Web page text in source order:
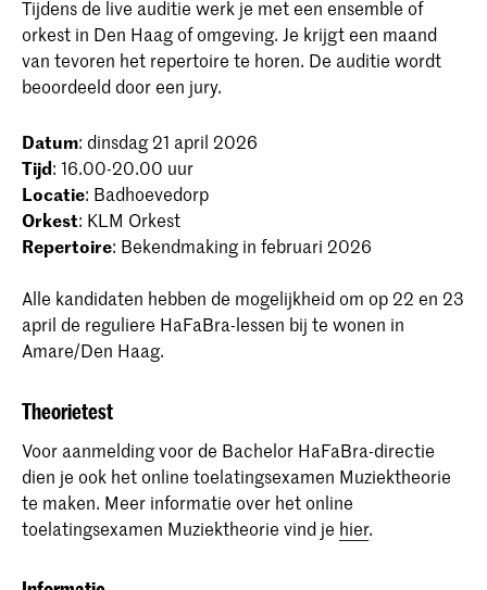
Tijdens de live auditie werk je met een ensemble of
orkest in Den Haag of omgeving. Je krijgt een maand
van tevoren het repertoire te horen. De auditie wordt
beoordeeld door een jury.
Datum: dinsdag 21 april 2026
Tijd: 16.00-20.00 uur
Locatie: Badhoevedorp
Orkest: KLM Orkest
Repertoire: Bekendmaking in februari 2026
Alle kandidaten hebben de mogelijkheid om op 22 en 23
april de reguliere HaFaBra-lessen bij te wonen in
Amare/Den Haag.
Theorietest
Voor aanmelding voor de Bachelor HaFaBra-directie
dien je ook het online toelatingsexamen Muziektheorie
te maken. Meer informatie over het online
toelatingsexamen Muziektheorie vind je hier.